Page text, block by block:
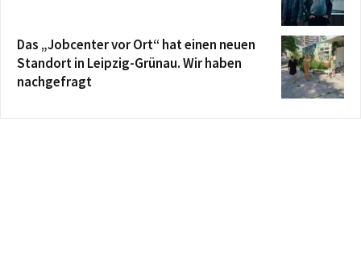
Das „Jobcenter vor Ort“ hat einen neuen
Standort in Leipzig-Grünau. Wir haben
nachgefragt